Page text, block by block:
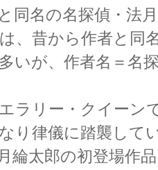
同名の名探偵・法
、昔から作者と同
いが、作者名＝名
ラリー・クイーン
り律儀に踏襲して
綸太郎の初登場作